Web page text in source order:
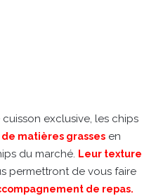
exclusive, les chips
de matières grasses en
du marché. Leur texture
permettront de vous faire
de repas.